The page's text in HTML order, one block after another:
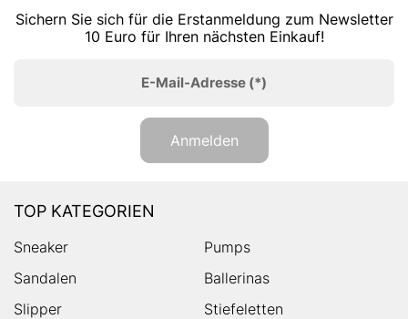
Sichern Sie sich für die Erstanmeldung zum Newsletter
10 Euro für Ihren nächsten Einkauf!
E-Mail-Adresse (*)
Anmelden
TOP KATEGORIEN
Sneaker
Pumps
Sandalen
Ballerinas
Slipper
Stiefeletten